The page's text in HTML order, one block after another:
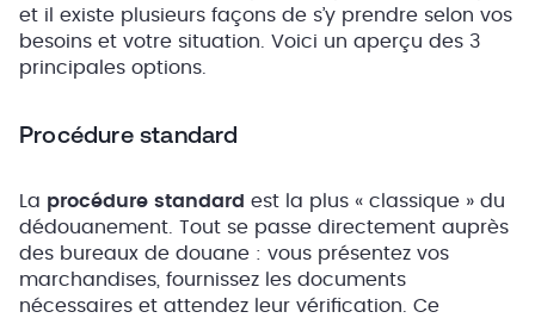
et il existe plusieurs façons de s’y prendre selon vos
besoins et votre situation. Voici un aperçu des 3
principales options.
Procédure standard
La procédure standard est la plus « classique » du
dédouanement. Tout se passe directement auprès
des bureaux de douane : vous présentez vos
marchandises, fournissez les documents
nécessaires et attendez leur vérification. Ce